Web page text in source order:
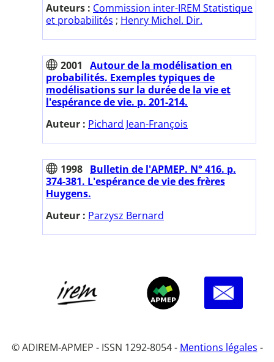
Auteurs : Commission inter-IREM Statistique
et probabilités ; Henry Michel. Dir.
2001
Autour de la modélisation en
probabilités. Exemples typiques de
modélisations sur la durée de la vie et
l'espérance de vie. p. 201-214.
Auteur : Pichard Jean-François
1998 Bulletin de l'APMEP. N° 416. p.
374-381. L'espérance de vie des frères
Huygens.
Auteur : Parzysz Bernard
© ADIREM-APMEP - ISSN 1292-8054 - Mentions légales -